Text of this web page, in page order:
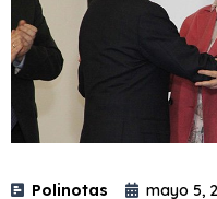
Polinotas mayo 5,